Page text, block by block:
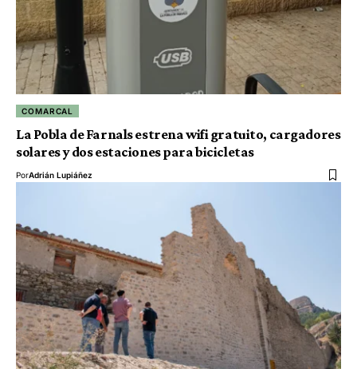
COMARCAL
La Pobla de Farnals estrena wifi gratuito, cargadores
solares y dos estaciones para bicicletas
PorAdrián Lupiáñez